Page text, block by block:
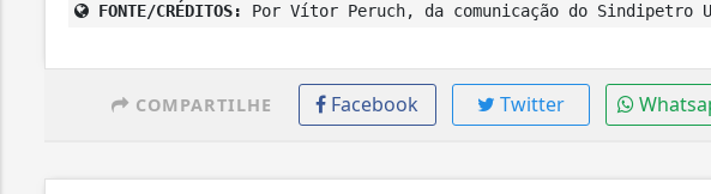
FONTE/CRÉDITOS: Por Vítor Peruch, da comunicação do Sindipetro
COMPARTILHE Facebook Twitter